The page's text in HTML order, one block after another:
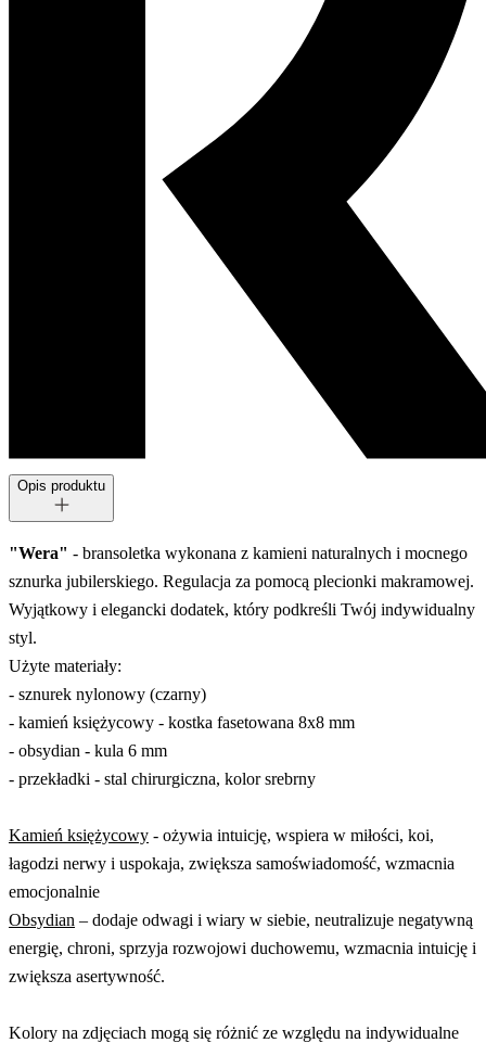
Opis produktu
"Wera" - bransoletka wykonana z kamieni naturalnych i mocnego
sznurka jubilerskiego. Regulacja za pomocą plecionki makramowej.
Wyjątkowy i elegancki dodatek, który podkreśli Twój indywidualny
styl.
Użyte materiały:
- sznurek nylonowy (czarny)
- kamień księżycowy - kostka fasetowana 8x8 mm
- obsydian - kula 6 mm
- przekładki - stal chirurgiczna, kolor srebrny
Kamień księżycowy - ożywia intuicję, wspiera w miłości, koi,
łagodzi nerwy i uspokaja, zwiększa samoświadomość, wzmacnia
emocjonalnie
Obsydian – dodaje odwagi i wiary w siebie, neutralizuje negatywną
energię, chroni, sprzyja rozwojowi duchowemu, wzmacnia intuicję i
zwiększa asertywność.
Kolory na zdjęciach mogą się różnić ze względu na indywidualne